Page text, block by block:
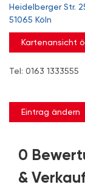
Heidelberger Str.
51065 Köln
Kartenansicht
Tel: 0163 1333555
Eintrag ändern
0
&